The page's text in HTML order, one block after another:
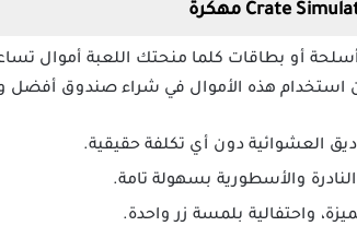
أو بطاقات كلما منحتك اللعبة أموال
هذه الأموال في شراء صندوق أفضل
العشوائية دون أي تكلفة حقيقية.
والأسطورية بسهولة تامة.
واحتفالية بلمسة زر واحدة.